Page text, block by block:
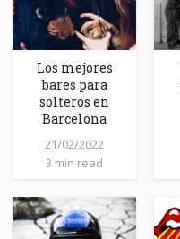
Los mejores
bares para
solteros en
Barcelona
21/02/2022
3 min read